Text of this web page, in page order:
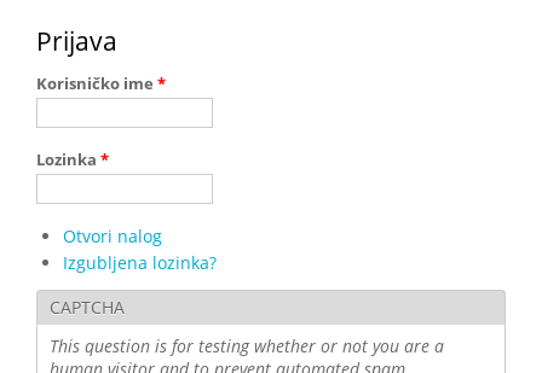
Prijava
Korisničko ime *
Lozinka *
Otvori nalog
Izgubljena lozinka?
CAPTCHA
This question is for testing whether or not you are a
human visitor and to prevent automated spam